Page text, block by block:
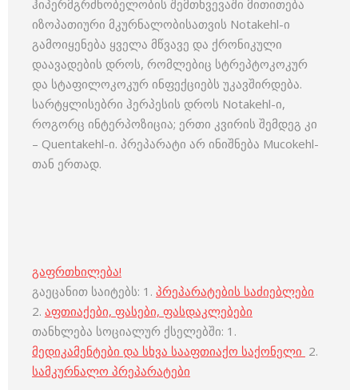
ჰიპერმგრძნობელობის შემთხვევაში მითითება
იზოპათიური მკურნალობისათვის Notakehl-ი
გამოიყენება ყველა მწვავე და ქრონიკული
დაავადების დროს, რომლებიც სტრეპტოკოკურ
და სტაფილოკოკურ ინფექციებს უკავშირდება.
სარტყლისებრი ჰერპესის დროს Notakehl-ი,
როგორც ინტერპოზიცია; ერთი კვირის შემდეგ კი
– Quentakehl-ი. პრეპარატი არ ინიშნება Mucokehl-
თან ერთად.
გაფრთხილება!
გაეცანით საიტებს: 1. პრეპარატების საძიებლები
2. აფთიაქები, ფასები, ფასდაკლებები
თანხლება სოციალურ ქსელებში: 1.
მედიკამენტები და სხვა სააფთიაქო საქონელი 2.
სამკურნალო პრეპარატები